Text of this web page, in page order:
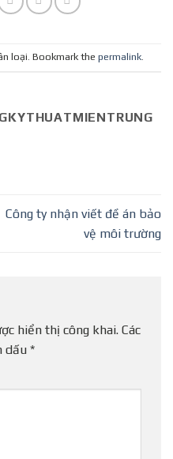
loại. Bookmark the permalink.
Công ty nhận viết đề án bảo
vệ môi trường
hiển thị công khai. Các
dấu *